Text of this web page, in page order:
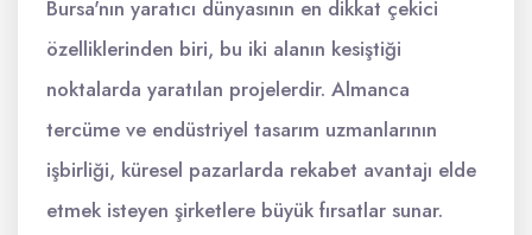
Bursa'nın yaratıcı dünyasının en dikkat çekici
özelliklerinden biri, bu iki alanın kesiştiği
noktalarda yaratılan projelerdir. Almanca
tercüme ve endüstriyel tasarım uzmanlarının
işbirliği, küresel pazarlarda rekabet avantajı elde
etmek isteyen şirketlere büyük fırsatlar sunar.